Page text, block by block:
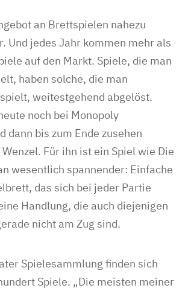
an Brettspielen nahezu
Und jedes Jahr kommen mehr als
auf den Markt. Spiele, die man
haben solche, die man
weitestgehend abgelöst.
noch bei Monopoly
dann bis zum Ende zusehen
Für ihn ist ein Spiel wie Die
wesentlich spannender: Einfache
das sich bei jeder Partie
Handlung, die auch diejenigen
nicht am Zug sind.
Spielesammlung finden sich
Spiele. „Die meisten meiner